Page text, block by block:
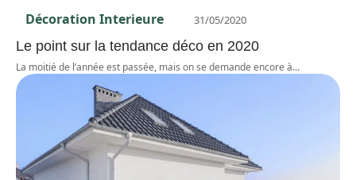
Décoration Interieure 31/05/2020
Le point sur la tendance déco en 2020
La moitié de l’année est passée, mais on se demande encore à…